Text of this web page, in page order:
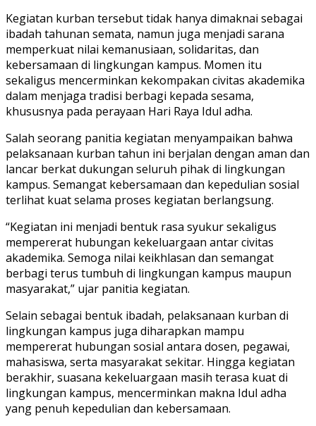
Kegiatan kurban tersebut tidak hanya dimaknai sebagai
ibadah tahunan semata, namun juga menjadi sarana
memperkuat nilai kemanusiaan, solidaritas, dan
kebersamaan di lingkungan kampus. Momen itu
sekaligus mencerminkan kekompakan civitas akademika
dalam menjaga tradisi berbagi kepada sesama,
khususnya pada perayaan Hari Raya Idul adha.
Salah seorang panitia kegiatan menyampaikan bahwa
pelaksanaan kurban tahun ini berjalan dengan aman dan
lancar berkat dukungan seluruh pihak di lingkungan
kampus. Semangat kebersamaan dan kepedulian sosial
terlihat kuat selama proses kegiatan berlangsung.
“Kegiatan ini menjadi bentuk rasa syukur sekaligus
mempererat hubungan kekeluargaan antar civitas
akademika. Semoga nilai keikhlasan dan semangat
berbagi terus tumbuh di lingkungan kampus maupun
masyarakat,” ujar panitia kegiatan.
Selain sebagai bentuk ibadah, pelaksanaan kurban di
lingkungan kampus juga diharapkan mampu
mempererat hubungan sosial antara dosen, pegawai,
mahasiswa, serta masyarakat sekitar. Hingga kegiatan
berakhir, suasana kekeluargaan masih terasa kuat di
lingkungan kampus, mencerminkan makna Idul adha
yang penuh kepedulian dan kebersamaan.